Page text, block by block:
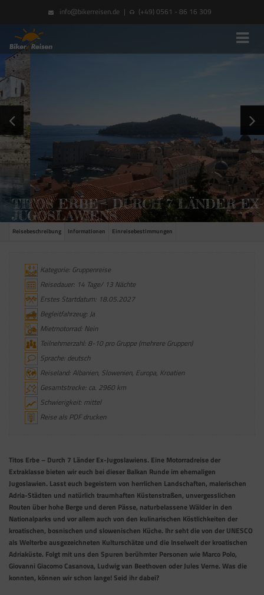
info@bikerreisen.de | (+49) 0561 - 86 16 309
TITOS ERBE – DURCH 7 LÄNDER EX-
JUGOSLAWIENS
Reisebeschreibung Informationen Einreisebestimmungen
Kategorie: Gruppenreise
Reisedauer: 14 Tage/ 13 Nächte
Erstes Startdatum: 18.05.2027
Begleitfahrzeug: Ja
Mietmotorrad: Nein
Teilnehmerzahl: 8-10 pro Gruppe (mehrere Gruppen)
Sprache: deutsch
Reiseland: Albanien, Slowenien, Europa, Kroatien
Gesamtstrecke: ca. 2960 km
Schwierigkeit: mittel
Reise als PDF drucken
Titos Erbe – Durch 7 Länder Ex-Jugoslawiens. Eine Motorradreise der
Extraklasse bieten wir euch bei dieser Balkan Runde im ehemaligen
Jugoslawien. Lasst euch begeistern von herrlichen Landschaften, malerischen
Adria-Städten und natürlich traumhaften Küstenstraßen, unvergesslichen
Routen über hohe Berge und deren Pässe, naturbelassene Wälder in den
Nationalparks und vor allem auch von den kulinarischen Köstlichkeiten der
kroatischen, bosnischen und slowenischen Küche. Ihr seht die von der UNESCO
als Welterbe ausgezeichneten Kulturschätze und die Inselwelt der kroatischen
Adriaküste. Folgt mit uns den Spuren berühmter Personen wie Marco Polo,
Giovanni Giacomo Casanova, Ludwig van Beethoven oder Jules Verne. Was die
konnten, können wir schon lange! Seid ihr dabei?